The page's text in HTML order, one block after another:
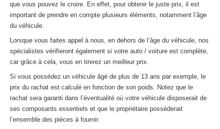
que vous pouvez le croire. En effet, pour obtenir le juste prix, il est
important de prendre en compte plusieurs éléments, notamment l’âge
du véhicule.
Lorsque vous faites appel à nous, en dehors de l’âge du véhicule, nos
spécialistes vérifieront également si votre auto / voiture est complète,
car grâce à cela, vous en tirerez un meilleur prix.
Si vous possédez un véhicule âgé de plus de 13 ans par exemple, le
prix du rachat est calculé en fonction de son poids. Notez que le
rachat sera garanti dans l’éventualité où votre véhicule disposerait de
ses composants essentiels et que le propriétaire posséderait
l’ensemble des pièces à fournir.